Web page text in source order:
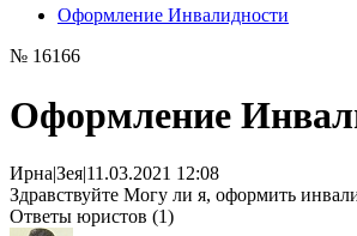
Оформление Инвалидности
№ 16166
Оформление
Ирна|Зея|11.03.2021 12:08
Здравствуйте Могу ли я, оформить
Ответы юристов (1)